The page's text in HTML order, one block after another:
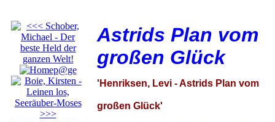
Astrids Plan vom
großen Glück
'Henriksen, Levi - Astrids Plan vom
großen Glück'